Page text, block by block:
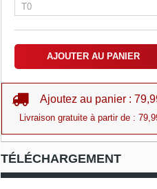
AJOUTER AU PANIER
Ajoutez au panier :
Livraison gratuite à partir de :
TÉLÉCHARGEMENT